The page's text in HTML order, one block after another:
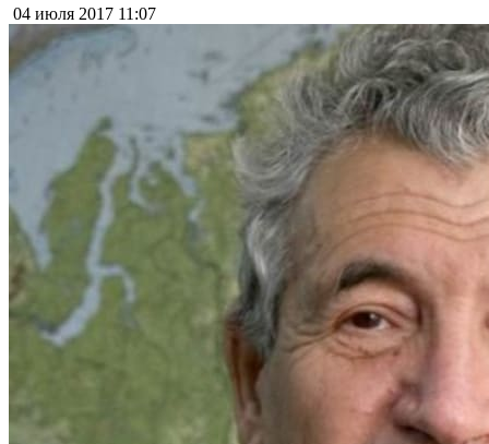
04 июля 2017 11:07